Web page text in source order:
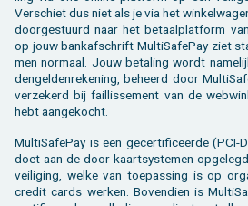
Ver­schiet dus niet als je via het
door­ge­stuurd naar het be­taal­plat­form
op jouw bank­af­schrift Mul­ti­Sa­fe­Pay ziet
men nor­maal. Jouw be­ta­ling wordt
den­gel­den­re­ke­ning, be­heerd door
ver­ze­kerd bij fail­lis­se­ment van de
hebt aan­ge­kocht.
Mul­ti­Sa­fe­Pay is een ge­cer­ti­fi­ceer­de
doet aan de door kaart­sys­te­men
vei­li­ging, welke van toe­pas­sing is op
cre­dit cards wer­ken. Bo­ven­dien is